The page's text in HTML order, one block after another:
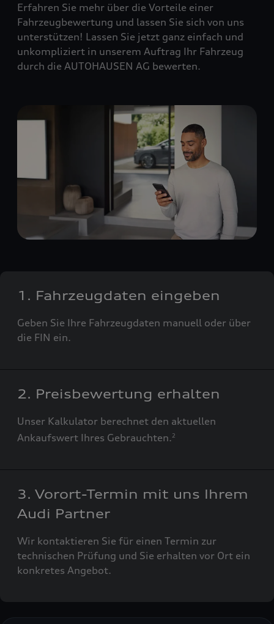
Erfahren Sie mehr über die Vorteile einer
Fahrzeugbewertung und lassen Sie sich von uns
unterstützen! Lassen Sie jetzt ganz einfach und
unkompliziert in unserem Auftrag Ihr Fahrzeug
durch die AUTOHAUSEN AG bewerten.
1. Fahrzeugdaten eingeben
Geben Sie Ihre Fahrzeugdaten manuell oder über
die FIN ein.
2. Preisbewertung erhalten
Unser Kalkulator berechnet den aktuellen
Ankaufswert Ihres Gebrauchten.2
3. Vorort-Termin mit uns Ihrem
Audi Partner
Wir kontaktieren Sie für einen Termin zur
technischen Prüfung und Sie erhalten vor Ort ein
konkretes Angebot.